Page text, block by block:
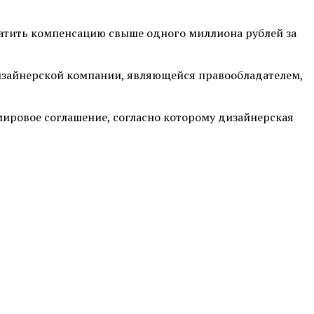
компенсацию свыше одного миллиона рублей за
компании, являющейся правообладателем,
соглашение, согласно которому дизайнерская